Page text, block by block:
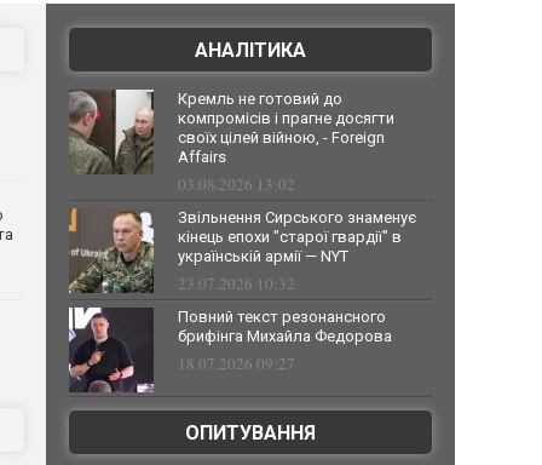
АНАЛІТИКА
Кремль не готовий до
компромісів і прагне досягти
своїх цілей війною, - Foreign
Affairs
03.08.2026 13:02
Звільнення Сирського знаменує
кінець епохи "старої гвардії" в
українській армії — NYT
23.07.2026 10:32
Повний текст резонансного
брифінга Михайла Федорова
18.07.2026 09:27
ОПИТУВАННЯ